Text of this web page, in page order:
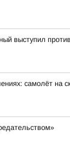
выступил
самолёт на